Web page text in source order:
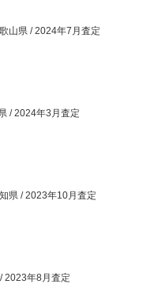
山県 /2024年7月査定
/2024年3月査定
県 /2023年10月査定
/2023年8月査定